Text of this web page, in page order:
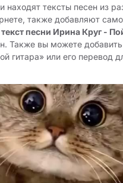
находят тексты песен из
также добавляют
текст песни Ирина Круг -
Также вы можете
гитара» или его перевод